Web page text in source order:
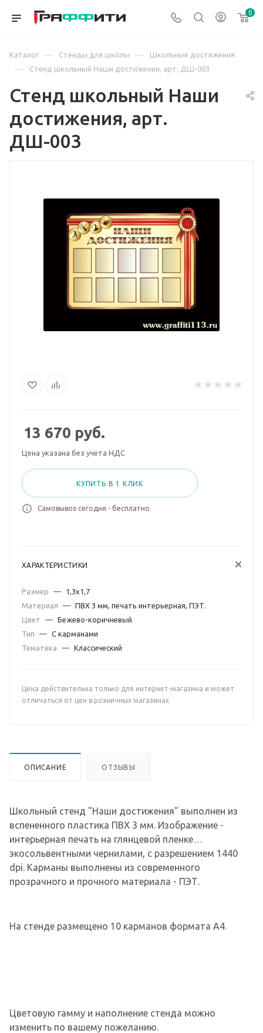
0
Каталог — Стенды для школы — Школьные достижения
— Стенд школьный Наши достижения, арт. ДШ-003
Стенд школьный Наши
достижения, арт.
ДШ-003
13 670 руб.
Цена указана без учета НДС
КУПИТЬ В 1 КЛИК
Самовывоз сегодня - бесплатно
ХАРАКТЕРИСТИКИ
Размер —
1,3х1,7
Материал
— ПВХ 3 мм, печать интерьерная, ПЭТ.
Цвет
— Бежево-коричневый
Тип
— С карманами
Тематика
— Классический
Цена действительна только для интернет-магазина и может
отличаться от цен в розничных магазинах
ОПИСАНИЕ ОТЗЫВЫ
Школьный стенд "Наши достижения" выполнен из
вспененного пластика ПВХ 3 мм. Изображение -
интерьерная печать на глянцевой пленке
экосольвентными чернилами, с разрешением 1440
dpi. Карманы выполнены из современного
прозрачного и прочного материала - ПЭТ.
На стенде размещено 10 карманов формата А4.
Цветовую гамму и наполнение стенда можно
изменить по вашему пожеланию.